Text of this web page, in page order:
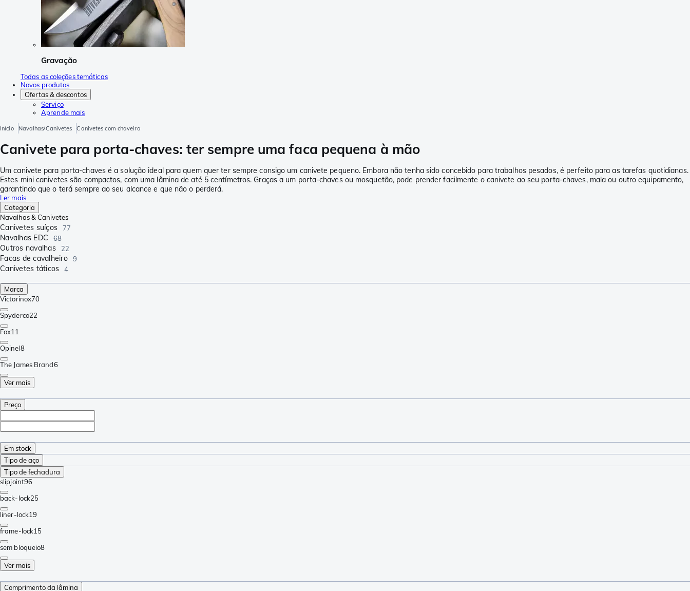
Gravação
Todas as coleções temáticas
Novos produtos
Ofertas & descontos
Serviço
Aprende mais
Início Navalhas/Canivetes Canivetes com chaveiro
Canivete para porta-chaves: ter sempre uma faca pequena à mão
Um canivete para porta-chaves é a solução ideal para quem quer ter sempre consigo um canivete pequeno. Embora não tenha sido concebido para trabalhos pesados, é perfeito para as tarefas quotidianas.
Estes mini canivetes são compactos, com uma lâmina de até 5 centímetros. Graças a um porta-chaves ou mosquetão, pode prender facilmente o canivete ao seu porta-chaves, mala ou outro equipamento,
garantindo que o terá sempre ao seu alcance e que não o perderá.
Ler mais
Categoria
Navalhas & Canivetes
Canivetes suíços 77
Navalhas EDC 68
Outros navalhas 22
Facas de cavalheiro 9
Canivetes táticos 4
Marca
Victorinox70
Spyderco22
Fox11
Opinel8
The James Brand6
Ver mais
Preço
Em stock
Tipo de aço
Tipo de fechadura
slipjoint96
back-lock25
liner-lock19
frame-lock15
sem bloqueio8
Ver mais
Comprimento da lâmina